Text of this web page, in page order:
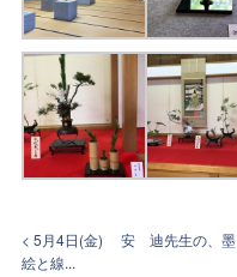
< 5月4日(金) 安 迪先生の、墨
絵と線...